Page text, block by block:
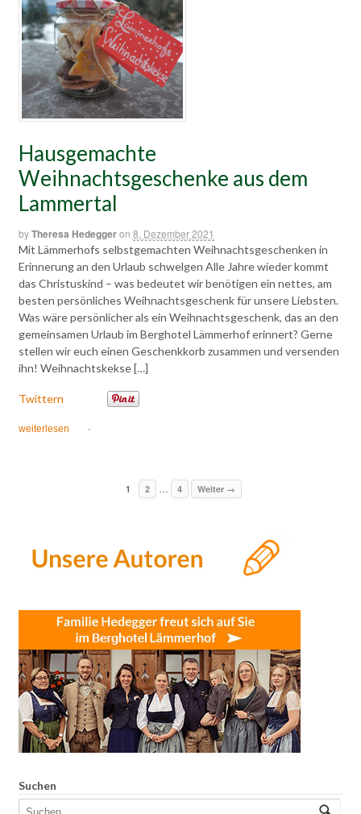
Hausgemachte
Weihnachtsgeschenke aus dem
Lammertal
byTheresa Hedeggeron 8. Dezember 2021
Mit Lämmerhofs selbstgemachten Weihnachtsgeschenken in
Erinnerung an den Urlaub schwelgen Alle Jahre wieder kommt
das Christuskind – was bedeutet wir benötigen ein nettes, am
besten persönliches Weihnachtsgeschenk für unsere Liebsten.
Was wäre persönlicher als ein Weihnachtsgeschenk, das an den
gemeinsamen Urlaub im Berghotel Lämmerhof erinnert? Gerne
stellen wir euch einen Geschenkkorb zusammen und versenden
ihn! Weihnachtskekse […]
Twittern
weiterlesen ·
1 2 4 Weiter →
Suchen